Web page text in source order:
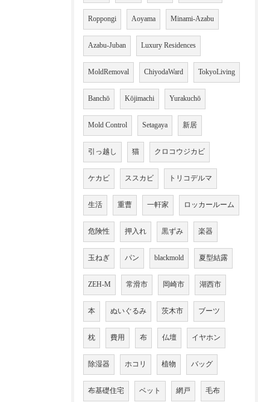
Roppongi Aoyama Minami-Azabu
Azabu-Juban Luxury Residences
MoldRemoval ChiyodaWard TokyoLiving
Banchō Kōjimachi Yurakuchō
Mold Control Setagaya 新居
引っ越し 猫 クロコウジカビ
ケカビ ススカビ トリコデルマ
生活 重曹 一軒家 ロッカールーム
危険性 押入れ 黒ずみ 楽器
玉ねぎ パン blackmold 夏型結露
ZEH-M 常滑市 岡崎市 湖西市
本 ぬいぐるみ 茨木市 ブーツ
枕 費用 布 仏壇 イヤホン
除湿器 ホコリ 植物 バッグ
布基礎住宅 ベット 網戸 毛布